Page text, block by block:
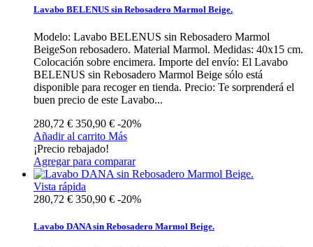
Lavabo BELENUS sin Rebosadero Marmol Beige.
Modelo: Lavabo BELENUS sin Rebosadero Marmol
BeigeSon rebosadero. Material Marmol. Medidas: 40x15 cm.
Colocación sobre encimera. Importe del envío: El Lavabo
BELENUS sin Rebosadero Marmol Beige sólo está
disponible para recoger en tienda. Precio: Te sorprenderá el
buen precio de este Lavabo...
280,72 € 350,90 € -20%
Añadir al carrito Más
¡Precio rebajado!
Agregar para comparar
Vista rápida
280,72 € 350,90 € -20%
Lavabo DANA sin Rebosadero Marmol Beige.